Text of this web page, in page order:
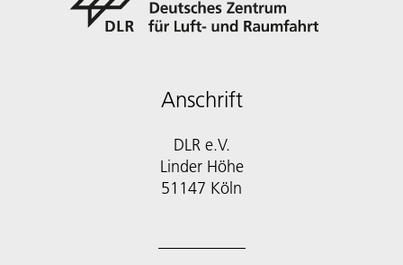
Anschrift
DLR e.V.
Linder Höhe
51147 Köln